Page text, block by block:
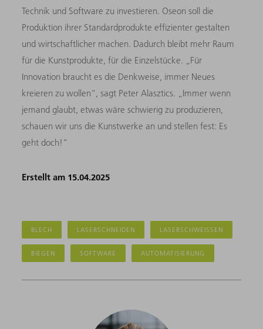
Technik und Software zu investieren. Oseon soll die
Produktion ihrer Standardprodukte effizienter gestalten
und wirtschaftlicher machen. Dadurch bleibt mehr Raum
für die Kunstprodukte, für die Einzelstücke. „Für
Innovation braucht es die Denkweise, immer Neues
kreieren zu wollen“, sagt Peter Alasztics. „Immer wenn
jemand glaubt, etwas wäre schwierig zu produzieren,
schauen wir uns die Kunstwerke an und stellen fest: Es
geht doch!“
Erstellt am 15.04.2025
BLECH LASERSCHNEIDEN LASERSCHWEISSEN
BIEGEN SOFTWARE AUTOMATISIERUNG